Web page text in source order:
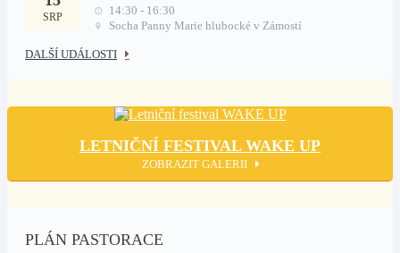
SRP
14:30 - 16:30
Socha Panny Marie hlubocké v Zámostí
DALŠÍ UDÁLOSTI
LETNIČNÍ FESTIVAL WAKE UP
ZOBRAZIT GALERII
PLÁN PASTORACE